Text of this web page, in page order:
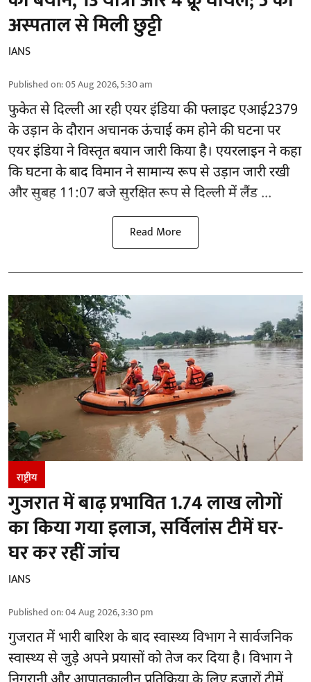
अस्पताल से मिली छुट्टी
IANS
Published on:05 Aug 2026, 5:30 am
फुकेत सेदिल्लीआ रही एयर इंडिया की फ्लाइट एआई2379
के उड़ान के दौरान अचानक ऊंचाई कम होने की घटना पर
एयर इंडिया ने विस्तृत बयान जारी किया है। एयरलाइन ने कहा
कि घटना के बाद विमान ने सामान्य रूप से उड़ान जारी रखी
और सुबह 11:07 बजे सुरक्षित रूप से दिल्ली में लैंड ...
Read More
राष्ट्रीय
गुजरात में बाढ़ प्रभावित 1.74 लाख लोगों
का किया गया इलाज, सर्विलांस टीमें घर-
घर कर रहीं जांच
IANS
Published on:04 Aug 2026, 3:30 pm
गुजरातमें भारी बारिश के बाद स्वास्थ्य विभाग ने सार्वजनिक
स्वास्थ्य से जुड़े अपने प्रयासों को तेज कर दिया है। विभाग ने